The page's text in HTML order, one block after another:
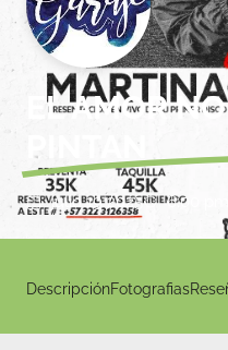
EL AMOR
PINTAN
julio 19 2025 6:00 pm
DescripciónFotografias